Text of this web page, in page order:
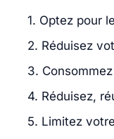
1. Optez pour
2. Réduisez
3.
4. Réduisez,
5. Limitez